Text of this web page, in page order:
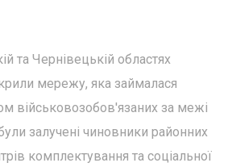
та Чернівецькій областях
мережу, яка займалася
військовозобов'язаних за межі
залучені чиновники районних
комплектування та соціальної